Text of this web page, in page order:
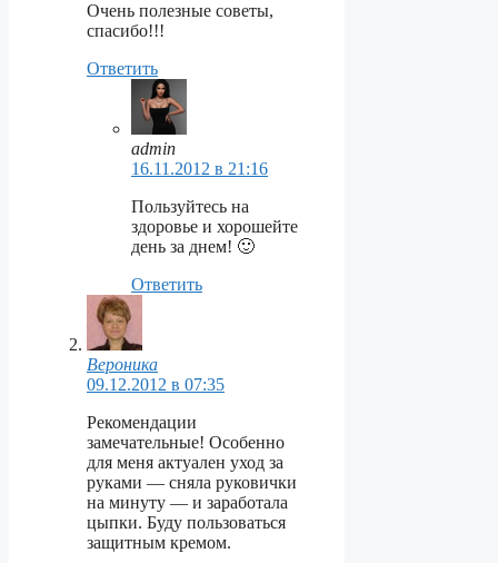
Очень полезные советы,
спасибо!!!
Ответить
admin
16.11.2012 в 21:16
Пользуйтесь на
здоровье и хорошейте
день за днем! 🙂
Ответить
Вероника
09.12.2012 в 07:35
Рекомендации
замечательные! Особенно
для меня актуален уход за
руками — сняла руковички
на минуту — и заработала
цыпки. Буду пользоваться
защитным кремом.